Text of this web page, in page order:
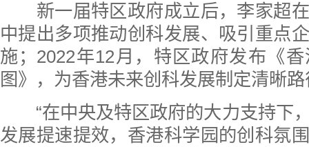
新一届特区政府成立后，李家超在
中提出多项推动创科发展、吸引重点
施；2022年12月，特区政府发布《
图》，为香港未来创科发展制定清晰
“在中央及特区政府的大力支持下
发展提速提效，香港科学园的创科氛